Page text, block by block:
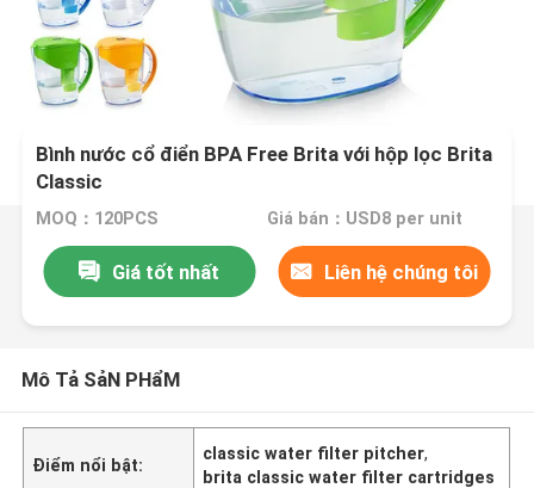
Bình nước cổ điển BPA Free Brita với hộp lọc Brita
Classic
MOQ：120PCS Giá bán：USD8 per unit
Giá tốt nhất Liên hệ chúng tôi
Mô Tả SảN PHẩM
Điểm nổi bật:
classic water filter pitcher,
brita classic water filter cartridges